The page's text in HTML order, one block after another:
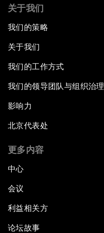
关于我们
我们的策略
关于我们
我们的工作方式
我们的领导团队与组织治理
影响力
北京代表处
更多内容
中心
会议
利益相关方
论坛故事